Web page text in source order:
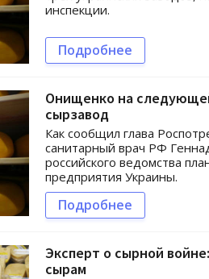
инспекции.
Подробнее
Онищенко на
сырзавод
Как сообщил глава
санитарный врач РФ
российского ведомства
предприятия Украины.
Подробнее
Эксперт о сырной
сырам